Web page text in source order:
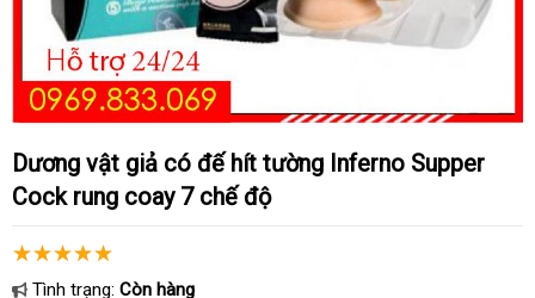
Dương vật giả có đế hít tường Inferno Supper
Cock rung coay 7 chế độ
Tình trạng: Còn hàng